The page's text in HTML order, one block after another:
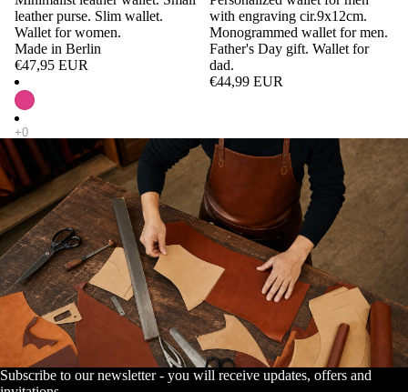
leather purse. Slim wallet.
Wallet for women.
Made in Berlin
€47,95 EUR
with engraving cir.9x12cm.
Monogrammed wallet for men.
Father's Day gift. Wallet for
dad.
€44,99 EUR
Subscribe to our newsletter - you will receive updates, offers and